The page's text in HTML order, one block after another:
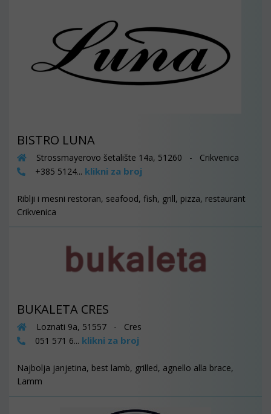
BISTRO LUNA
Strossmayerovo šetalište 14a, 51260 - Crikvenica
+385 5124... klikni za broj
Riblji i mesni restoran, seafood, fish, grill, pizza, restaurant
Crikvenica
BUKALETA CRES
Loznati 9a, 51557 - Cres
051 571 6... klikni za broj
Najbolja janjetina, best lamb, grilled, agnello alla brace,
Lamm